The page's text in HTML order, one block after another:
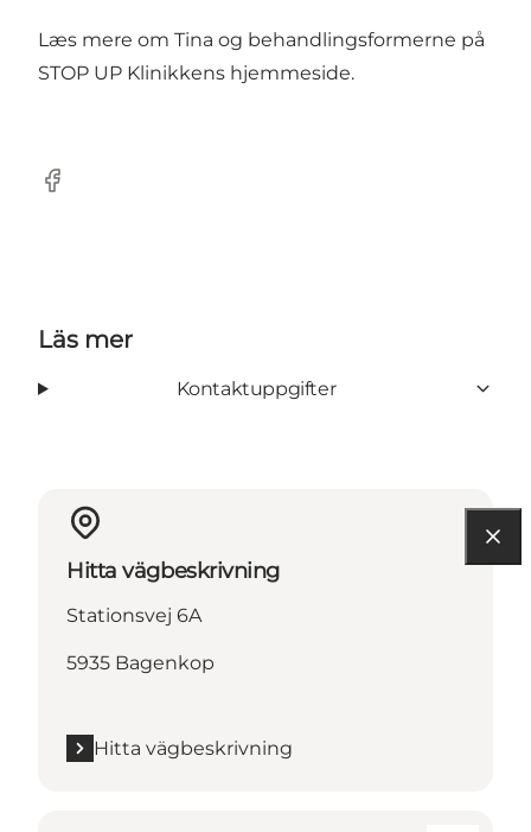
Læs mere om Tina og behandlingsformerne på
STOP UP Klinikkens hjemmeside.
Facebook
Läs mer
Kontaktuppgifter
Hitta vägbeskrivning
Stationsvej 6A
5935 Bagenkop
Hitta vägbeskrivning